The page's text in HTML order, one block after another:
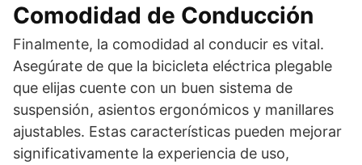
Comodidad de Conducción
Finalmente, la comodidad al conducir es vital.
Asegúrate de que la bicicleta eléctrica plegable
que elijas cuente con un buen sistema de
suspensión, asientos ergonómicos y manillares
ajustables. Estas características pueden mejorar
significativamente la experiencia de uso,